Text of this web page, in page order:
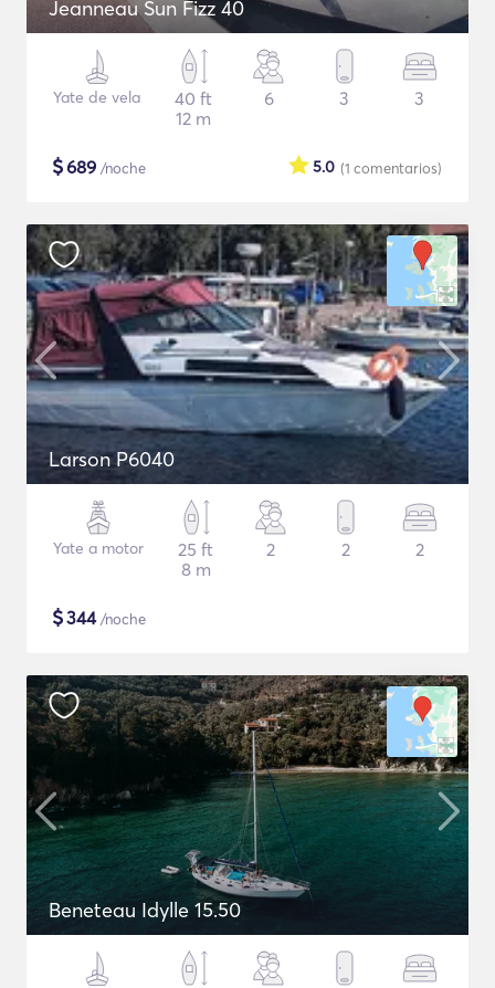
Jeanneau Sun Fizz 40
Yate de vela
40 ft
12 m
6 3 3
$689 /noche (1 comentarios)
5.0
Larson P6040
Yate a motor
25 ft
8 m
2 2 2
$344/noche
Beneteau Idylle 15.50